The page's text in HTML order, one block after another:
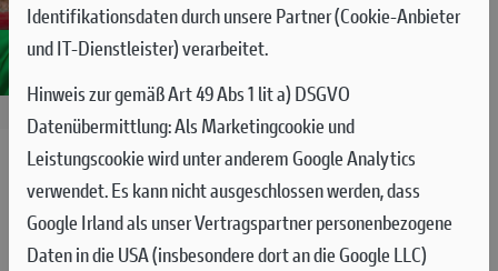
MOTOGP RUNDE 7 IN MUGELLO:
FRANCESCO BAGNAIA HOLT PLATZ
3 FÜR DUCATI
Identifikationsdaten durch unsere Partner (Cookie-Anbieter
und IT-Dienstleister) verarbeitet.
Hinweis zur gemäß Art 49 Abs 1 lit a) DSGVO
Datenübermittlung:Als Marketingcookie und
Leistungscookie wird unter anderem Google Analytics
verwendet. Es kann nicht ausgeschlossen werden, dass
Google Irland als unser Vertragspartner personenbezogene
Daten in die USA (insbesondere dort an die Google LLC)